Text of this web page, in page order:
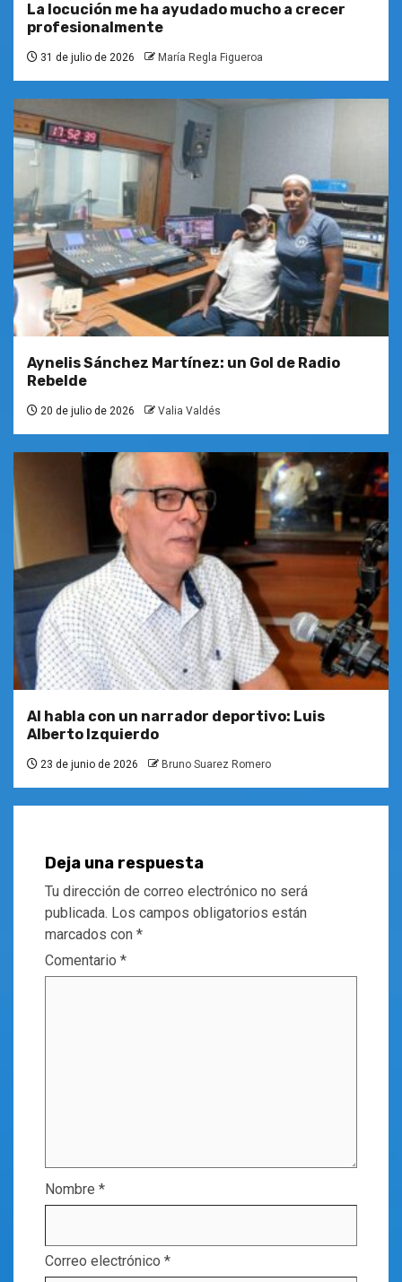
La locución me ha ayudado mucho a crecer
profesionalmente
31 de julio de 2026 María Regla Figueroa
Aynelis Sánchez Martínez: un Gol de Radio
Rebelde
20 de julio de 2026 Valia Valdés
Al habla con un narrador deportivo: Luis
Alberto Izquierdo
23 de junio de 2026 Bruno Suarez Romero
Deja una respuesta
Tu dirección de correo electrónico no será
publicada. Los campos obligatorios están
marcados con *
Comentario *
Nombre *
Correo electrónico *